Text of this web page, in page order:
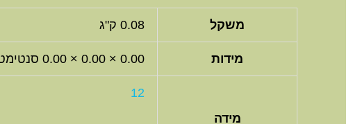
משקל 0.08 ק"ג
מידות 0.00 × 0.00 × 0.00 סנטימטרים
מידה
12